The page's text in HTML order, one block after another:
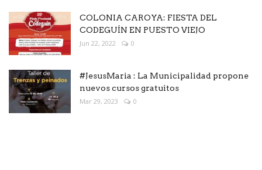
COLONIA CAROYA: FIESTA DEL
CODEGUÍN EN PUESTO VIEJO
Jun 22, 2022 0
#JesusMaria : La Municipalidad propone
nuevos cursos gratuitos
Mar 29, 2023 0